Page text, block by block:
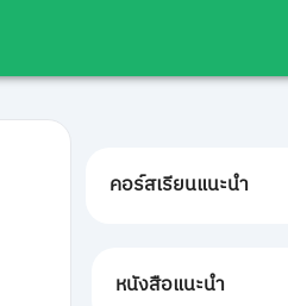
คอร์สเรียนแนะนำ
หนังสือแนะนำ